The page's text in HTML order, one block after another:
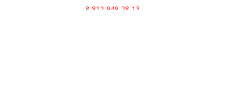
8-812-949-28-13